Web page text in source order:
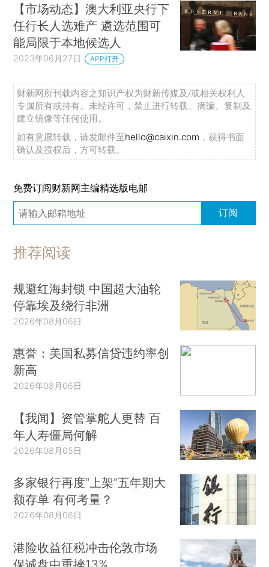
【市场动态】澳大利亚央行下
任行长人选难产 遴选范围可
能局限于本地候选人
2023年06月27日 APP打开
财新网所刊载内容之知识产权为财新传媒及/或相关权利人
专属所有或持有。未经许可，禁止进行转载、摘编、复制及
建立镜像等任何使用。
如有意愿转载，请发邮件至hello@caixin.com ，获得书面
确认及授权后，方可转载。
免费订阅财新网主编精选版电邮
订阅
推荐阅读
规避红海封锁 中国超大油轮
停靠埃及绕行非洲
2026年08月06日
惠誉：美国私募信贷违约率创
新高
2026年08月06日
【我闻】资管掌舵人更替 百
年人寿僵局何解
2026年08月05日
多家银行再度“上架”五年期大
额存单 有何考量？
2026年08月06日
港险收益征税冲击伦敦市场